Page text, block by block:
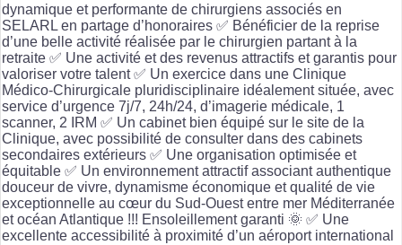
dynamique et performante de chirurgiens associés en
SELARL en partage d’honoraires ✅ Bénéficier de la reprise
d’une belle activité réalisée par le chirurgien partant à la
retraite ✅ Une activité et des revenus attractifs et garantis pour
valoriser votre talent ✅ Un exercice dans une Clinique
Médico-Chirurgicale pluridisciplinaire idéalement située, avec
service d’urgence 7j/7, 24h/24, d’imagerie médicale, 1
scanner, 2 IRM ✅ Un cabinet bien équipé sur le site de la
Clinique, avec possibilité de consulter dans des cabinets
secondaires extérieurs ✅ Une organisation optimisée et
équitable ✅ Un environnement attractif associant authentique
douceur de vivre, dynamisme économique et qualité de vie
exceptionnelle au cœur du Sud-Ouest entre mer Méditerranée
et océan Atlantique !!! Ensoleillement garanti 🌞 ✅ Une
excellente accessibilité à proximité d’un aéroport international